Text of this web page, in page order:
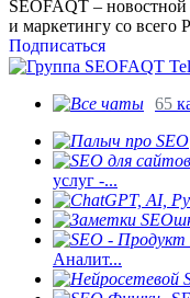
SEOFAQT – новостной
и маркетингу со всего
Подписаться
65
услуг -...
Аналит...